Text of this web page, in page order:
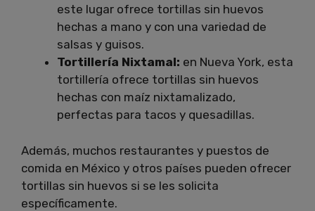
este lugar ofrece tortillas sin huevos
hechas a mano y con una variedad de
salsas y guisos.
Tortillería Nixtamal: en Nueva York, esta
tortillería ofrece tortillas sin huevos
hechas con maíz nixtamalizado,
perfectas para tacos y quesadillas.
Además, muchos restaurantes y puestos de
comida en México y otros países pueden ofrecer
tortillas sin huevos si se les solicita
específicamente.